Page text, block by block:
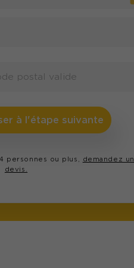
à l'étape suivante
personnes ou plus, demandez un
devis.